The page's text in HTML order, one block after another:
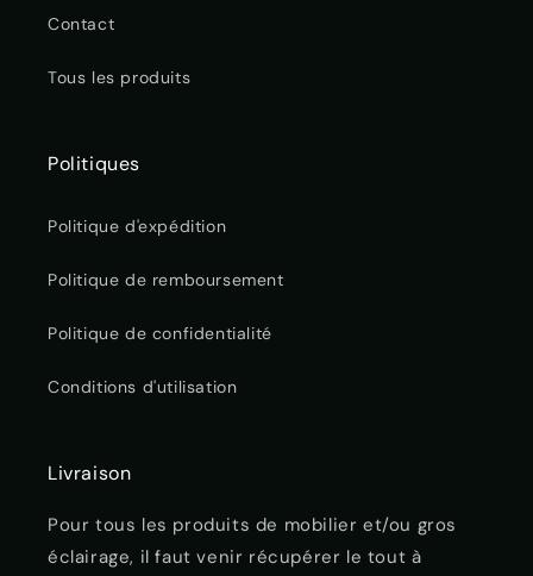
Contact
Tous les produits
Politiques
Politique d'expédition
Politique de remboursement
Politique de confidentialité
Conditions d'utilisation
Livraison
Pour tous les produits de mobilier et/ou gros
éclairage, il faut venir récupérer le tout à